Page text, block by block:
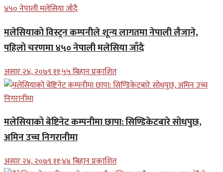
मलेसियाको विस्ट्रन कम्पनीले शून्य लागतमा नेपाली लैजाने,
पहिलो चरणमा ४५० नेपाली मलेसिया जाँदै
असार २४, २०७९ ११;५५ बिहान प्रकाशित
मलेसियाको बेष्टिनेट कम्पनीमा छापा: सिण्डिकेटबारे सोधपुछ,
अमिन उच्च निगरानीमा
असार २४, २०७९ ११;४४ बिहान प्रकाशित